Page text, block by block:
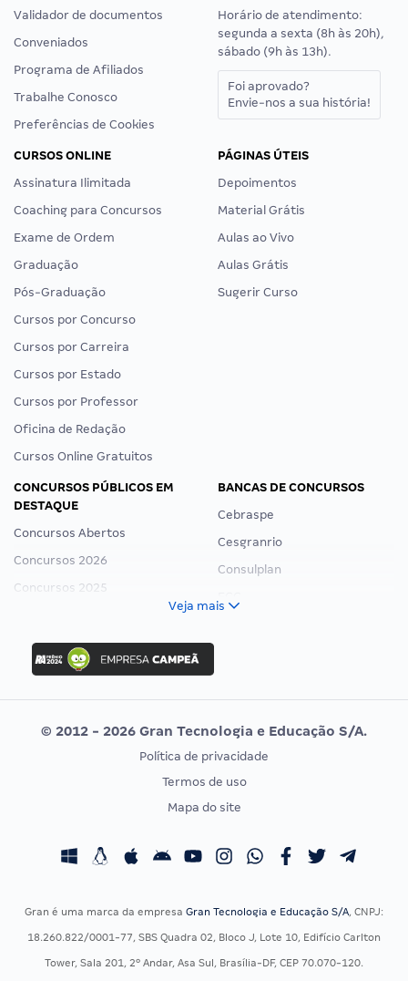
Validador de documentos
Conveniados
Programa de Afiliados
Trabalhe Conosco
Preferências de Cookies
Horário de atendimento:
segunda a sexta (8h às 20h),
sábado (9h às 13h).
Foi aprovado?
Envie-nos a sua história!
CURSOS ONLINE
Assinatura Ilimitada
Coaching para Concursos
Exame de Ordem
Graduação
Pós-Graduação
Cursos por Concurso
Cursos por Carreira
Cursos por Estado
Cursos por Professor
Oficina de Redação
Cursos Online Gratuitos
PÁGINAS ÚTEIS
Depoimentos
Material Grátis
Aulas ao Vivo
Aulas Grátis
Sugerir Curso
CONCURSOS PÚBLICOS EM
DESTAQUE
Concursos Abertos
Concursos 2026
Concursos 2025
Concurso Ibama
Concurso MPU
Editais publicados
BANCAS DE CONCURSOS
Cebraspe
Cesgranrio
Consulplan
Vunesp
CONCURSOS POR PROFISSÃO
Concursos Fiscais
Concursos Saúde
EXAME DE ORDEM
Calendário OAB
Veja mais
© 2012 - 2026 Gran Tecnologia e Educação S/A.
Política de privacidade
Termos de uso
Mapa do site
Gran é uma marca da empresa Gran Tecnologia e Educação S/A, CNPJ:
18.260.822/0001-77, SBS Quadra 02, Bloco J, Lote 10, Edifício Carlton
Tower, Sala 201, 2º Andar, Asa Sul, Brasília-DF, CEP 70.070-120.